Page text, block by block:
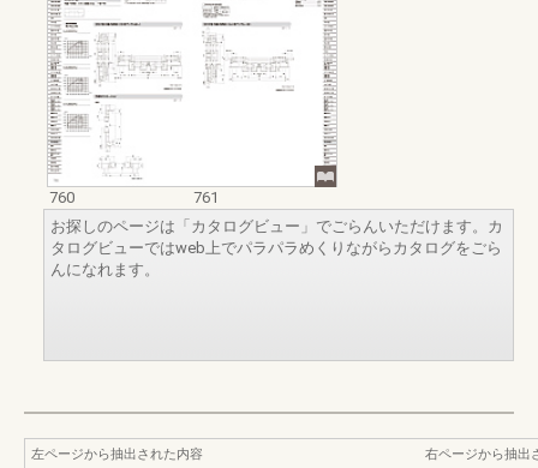
760
761
お探しのページは「カタログビュー」でごらんいただけます。カ
タログビューではweb上でパラパラめくりながらカタログをごら
んになれます。
左ページから抽出された内容
右ページから抽出